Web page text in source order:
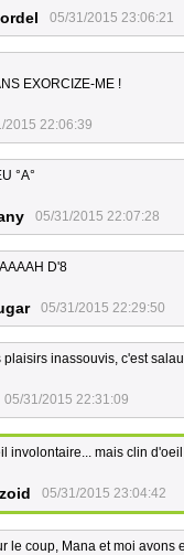
05/31/2015 23:06:21
EXORCIZE-ME !
2015 22:06:39
°A°
05/31/2015 22:07:28
D'8
05/31/2015 22:29:50
plaisirs inassouvis, c'est
05/31/2015 22:31:09
involontaire... mais clin
05/31/2015 23:04:42
le coup, Mana et moi avons